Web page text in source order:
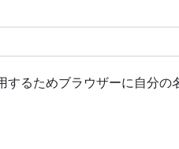
するためブラウザーに自分の